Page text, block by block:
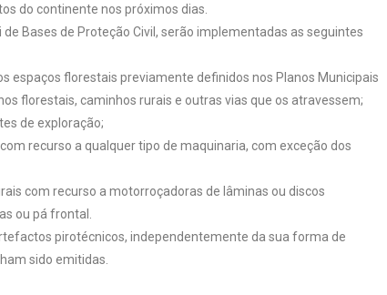
do continente nos próximos dias.
Bases de Proteção Civil, serão implementadas as seguintes
espaços florestais previamente definidos nos Planos Municipais
florestais, caminhos rurais e outras vias que os atravessem;
de exploração;
recurso a qualquer tipo de maquinaria, com exceção dos
com recurso a motorroçadoras de lâminas ou discos
ou pá frontal.
pirotécnicos, independentemente da sua forma de
sido emitidas.